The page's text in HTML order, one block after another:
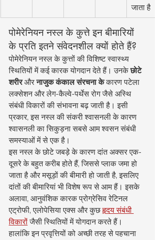
जाता है
पोमेरेनियन नस्ल के कुत्ते इन बीमारियों
के प्रति इतने संवेदनशील क्यों होते हैं?
पोमेरेनियन नस्ल के कुत्तों की विशिष्ट स्वास्थ्य
स्थितियों में कई कारक योगदान देते हैं। उनके छोटे
शरीर और नाजुक कंकाल संरचना के कारण पटेला
लक्सेशन और लेग-कैल्वे-पर्थेस रोग जैसे अस्थि
संबंधी विकारों की संभावना बढ़ जाती है। इसी
प्रकार, इस नस्ल की संकरी श्वासनली के कारण
श्वासनली का सिकुड़ना सबसे आम श्वसन संबंधी
समस्याओं में से एक है।
इस नस्ल के छोटे जबड़े के कारण दांत अक्सर एक-
दूसरे के बहुत करीब होते हैं, जिससे प्लाक जमा हो
जाता है और मसूड़ों की बीमारी हो जाती है, इसलिए
दांतों की बीमारियां भी विशेष रूप से आम हैं। इसके
अलावा, आनुवंशिक कारक प्रोग्रेसिव रेटिनल
एट्रोफी, एलोपेसिया एक्स और कुछ हृदय संबंधी
विकारों जैसी स्थितियों में योगदान करते हैं।
हालांकि इन प्रवृत्तियों को अच्छी तरह से पहचाना